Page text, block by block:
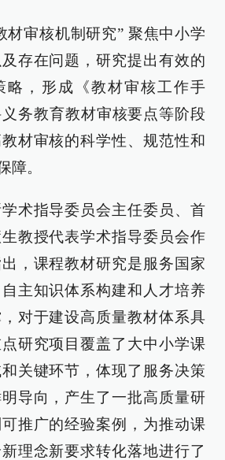
材审核机制研究” 聚焦中小学
存在问题，研究提出有效的
略，形成《教材审核工作手
务教育教材审核要点等阶段
材审核的科学性、规范性和
障。
术指导委员会主任委员、首
教授代表学术指导委员会作
，课程教材研究是服务国家
主知识体系构建和人才培养
对于建设高质量教材体系具
研究项目覆盖了大中小学课
关键环节，体现了服务决策
导向，产生了一批高质量研
推广的经验案例，为推动课
理念新要求转化落地进行了